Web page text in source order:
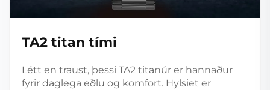
TA2 titan tími
Létt en traust, þessi TA2 titanúr er hannaður
fyrir daglega eðlu og komfort. Hylsiet er